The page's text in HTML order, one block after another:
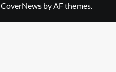
CoverNews by AF themes.